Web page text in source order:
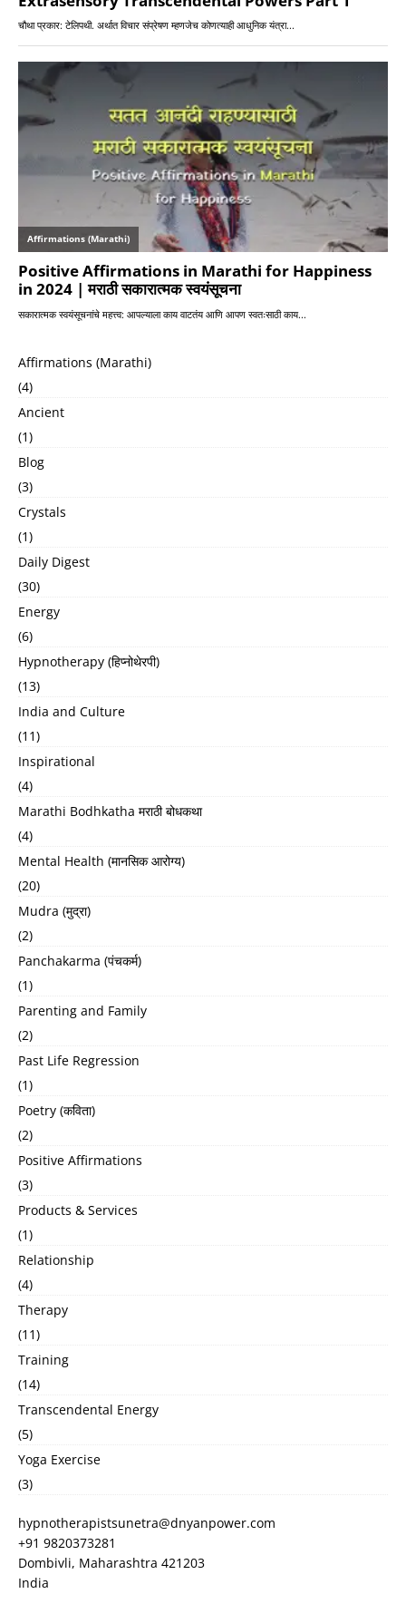
Affirmations (Marathi)
(4)
Ancient
(1)
Blog
(3)
Crystals
(1)
Daily Digest
(30)
Energy
(6)
Hypnotherapy (हिप्नोथेरपी)
(13)
India and Culture
(11)
Inspirational
(4)
Marathi Bodhkatha मराठी बोधकथा
(4)
Mental Health (मानसिक आरोग्य)
(20)
Mudra (मुद्रा)
(2)
Panchakarma (पंचकर्म)
(1)
Parenting and Family
(2)
Past Life Regression
(1)
Poetry (कविता)
(2)
Positive Affirmations
(3)
Products & Services
(1)
Relationship
(4)
Therapy
(11)
Training
(14)
Transcendental Energy
(5)
Yoga Exercise
(3)
hypnotherapistsunetra@dnyanpower.com
+91 9820373281
Dombivli, Maharashtra 421203
India